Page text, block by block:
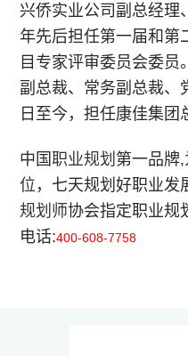
兴侨实业公司副总经理
年先后担任第一届和第
目专家评审委员会委员
副总裁、常务副总裁、
日至今，担任康佳集团
中国职业规划 第一品牌
位 ，七天规划好职业发
规划师协会指定职业规
电话:400-608-7758